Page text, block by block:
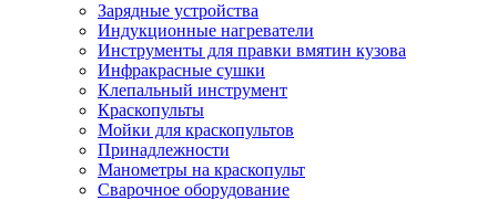
Зарядные устройства
Индукционные нагреватели
Инструменты для правки вмятин кузова
Инфракрасные сушки
Клепальный инструмент
Краскопульты
Мойки для краскопультов
Принадлежности
Манометры на краскопульт
Сварочное оборудование